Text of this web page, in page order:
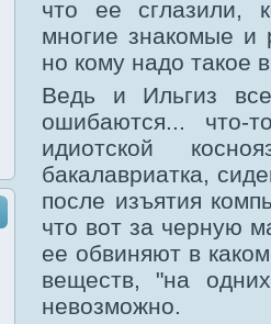
что ее сглазили,
многие знакомые и
но кому надо такое
Ведь и Ильгиз
ошибаются...
идиотской
бакалавриатка,
после изъятия
что вот за черную
ее обвиняют в
веществ, "на
невозможно.